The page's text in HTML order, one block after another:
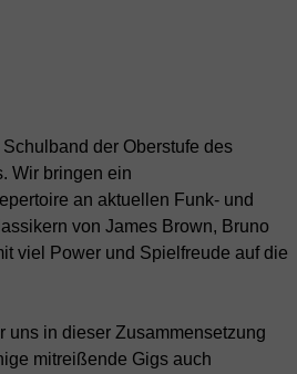
der Oberstufe des
Wir bringen ein
an aktuellen Funk- und
von James Brown, Bruno
viel Power und Spielfreude auf die
uns in dieser Zusammensetzung
mitreißende Gigs auch